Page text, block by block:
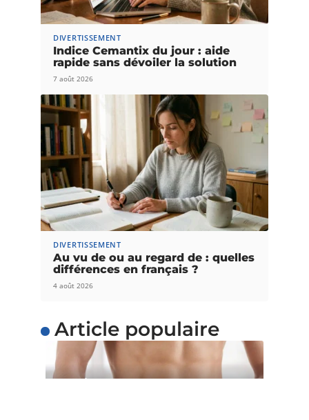
DIVERTISSEMENT
Indice Cemantix du jour : aide
rapide sans dévoiler la solution
7 août 2026
DIVERTISSEMENT
Au vu de ou au regard de : quelles
différences en français ?
4 août 2026
Article populaire